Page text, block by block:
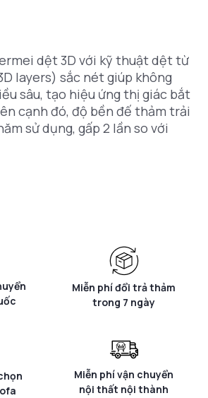
dệt 3D với kỹ thuật dệt từ
layers) sắc nét giúp không
sâu, tạo hiệu ứng thị giác bắt
cạnh đó, độ bền đế thảm trải
sử dụng, gấp 2 lần so với
Miễn phí đổi trả thảm
trong 7 ngày
Miễn phí vận chuyển
nội thất nội thành